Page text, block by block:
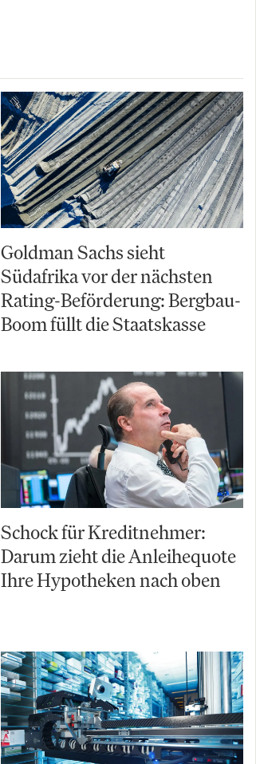
Goldman Sachs sieht
Südafrika vor der nächsten
Rating-Beförderung: Bergbau-
Boom füllt die Staatskasse
Schock für Kreditnehmer:
Darum zieht die Anleihequote
Ihre Hypotheken nach oben